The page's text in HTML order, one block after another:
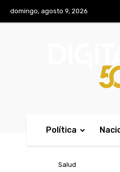
domingo, agosto 9, 2026
Política
Salud